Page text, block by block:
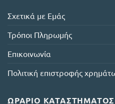
Σχετικά με Εμάς
Τρόποι Πληρωμής
Επικοινωνία
Πολιτική επιστροφής
ΩΡΆΡΙΟ ΚΑΤΑΣΤΉΜΑΤΟΣ